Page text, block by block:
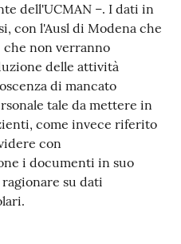
dell'UCMAN –. I dati in
con l'Ausl di Modena che
non verranno
delle attività
di mancato
tale da mettere in
come invece riferito
con
i documenti in suo
ragionare su dati